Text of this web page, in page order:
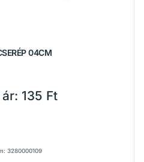
04CM
135 Ft
3280000109